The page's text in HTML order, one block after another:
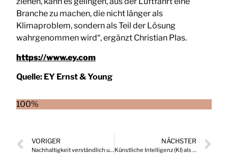
Branche zu machen, die nicht länger als
Klimaproblem, sondern als Teil der Lösung
wahrgenommen wird“, ergänzt Christian Plas.
https://www.ey.com
Quelle: EY Ernst & Young
100%
VORIGER
Nachhaltigkeit verständlich und wirksam kommunizieren
NÄCHSTER
Künstliche Intelligenz (KI) als zentraler Baustein der Unternehmensstrategie